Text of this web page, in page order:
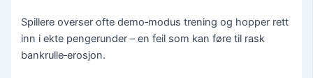
Spillere overser ofte demo‑modus trening og hopper rett
inn i ekte pengerunder – en feil som kan føre til rask
bankrulle‑erosjon.